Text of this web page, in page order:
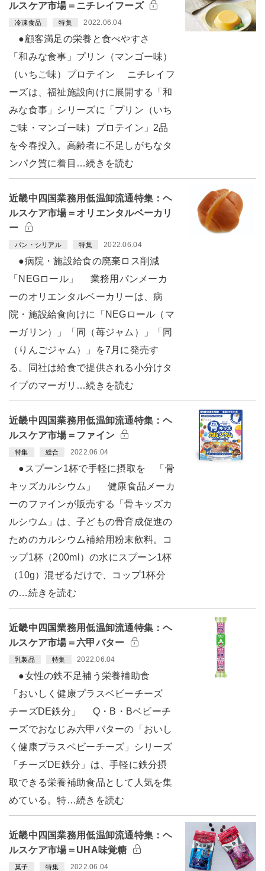
ルスケア市場＝ニチレイフーズ
冷凍食品 特集 2022.06.04
●顧客満足の栄養と食べやすさ
「和みな食事」プリン（マンゴー味）
（いちご味）プロテイン ニチレイフ
ーズは、福祉施設向けに展開する「和
みな食事」シリーズに「プリン（いち
ご味・マンゴー味）プロテイン」2品
を今春投入。高齢者に不足しがちなタ
ンパク質に着目…続きを読む
近畿中四国業務用低温卸流通特集：ヘ
ルスケア市場＝オリエンタルベーカリ
ー
パン・シリアル 特集 2022.06.04
●病院・施設給食の廃棄ロス削減
「NEGロール」 業務用パンメーカ
ーのオリエンタルベーカリーは、病
院・施設給食向けに「NEGロール（マ
ーガリン）」「同（苺ジャム）」「同
（りんごジャム）」を7月に発売す
る。同社は給食で提供される小分けタ
イプのマーガリ…続きを読む
近畿中四国業務用低温卸流通特集：ヘ
ルスケア市場＝ファイン
特集 総合 2022.06.04
●スプーン1杯で手軽に摂取を 「骨
キッズカルシウム」 健康食品メーカ
ーのファインが販売する「骨キッズカ
ルシウム」は、子どもの骨育成促進の
ためのカルシウム補給用粉末飲料。コ
ップ1杯（200ml）の水にスプーン1杯
（10g）混ぜるだけで、コップ1杯分
の…続きを読む
近畿中四国業務用低温卸流通特集：ヘ
ルスケア市場＝六甲バター
乳製品 特集 2022.06.04
●女性の鉄不足補う栄養補助食
「おいしく健康プラスベビーチーズ
チーズDE鉄分」 Q・B・Bベビーチ
ーズでおなじみ六甲バターの「おいし
く健康プラスベビーチーズ」シリーズ
「チーズDE鉄分」は、手軽に鉄分摂
取できる栄養補助食品として人気を集
めている。特…続きを読む
近畿中四国業務用低温卸流通特集：ヘ
ルスケア市場＝UHA味覚糖
菓子 特集 2022.06.04